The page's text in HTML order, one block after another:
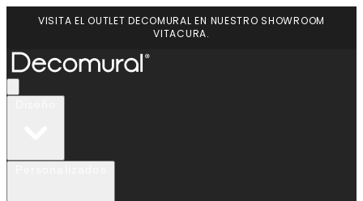
VISITA EL OUTLET DECOMURAL EN NUESTRO SHOWROOM
VITACURA.